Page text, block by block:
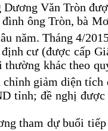
Văn Tròn
ông Tròn, bà
năm. Tháng 4/
cư (được cấp
khác theo
giảm diện tích
tỉnh; đề nghị
tham dự buổi